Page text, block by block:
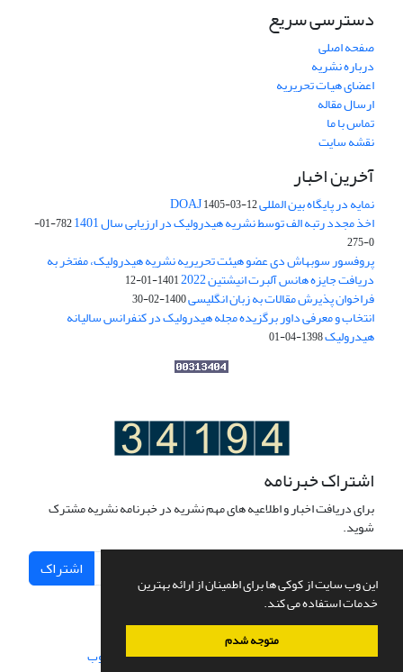
این وب سایت از کوکی ها برای اطمینان از ارائه بهترین
خدمات استفاده می کند.
متوجه شدم
دسترسی سریع
صفحه اصلی
درباره نشریه
اعضای هیات تحریریه
ارسال مقاله
تماس با ما
نقشه سایت
آخرین اخبار
نمایه در پایگاه بین المللی DOAJ1405-03-12
اخذ مجدد رتبه الف توسط نشریه هیدرولیک در ارزیابی سال 1401
782-01-
0-275
پروفسور سوبهاش دی عضو هیئت تحریریه نشریه هیدرولیک، مفتخر به
دریافت جایزه هانس آلبرت انیشتین 2022 1401-01-12
فراخوان پذیرش مقالات به زبان انگلیسی1400-02-30
انتخاب و معرفی داور برگزیده مجله هیدرولیک در کنفرانس سالیانه
هیدرولیک1398-04-01
اشتراک خبرنامه
برای دریافت اخبار و اطلاعیه های مهم نشریه در خبرنامه نشریه مشترک
شوید.
اشتراک
سامانه مدیریت نشریات علمی.طراحی و پیاده سازی از سیناوب